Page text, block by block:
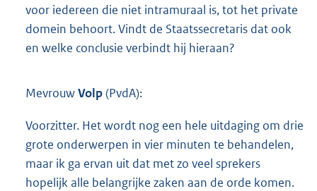
voor iedereen die niet intramuraal is, tot het private
domein behoort. Vindt de Staatssecretaris dat ook
en welke conclusie verbindt hij hieraan?
MevrouwVolp(PvdA):
Voorzitter. Het wordt nog een hele uitdaging om drie
grote onderwerpen in vier minuten te behandelen,
maar ik ga ervan uit dat met zo veel sprekers
hopelijk alle belangrijke zaken aan de orde komen.